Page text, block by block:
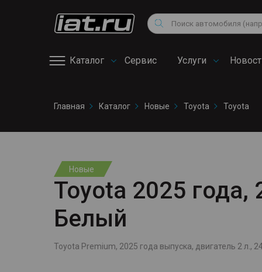
Поиск
Каталог Сервис
сервис
Услуги
Снегоходы
Квадроциклы
Главная Каталог Новые Toyota Toyota
Новые
Toyota 2025 года,
Белый
Toyota Premium, 2025 года выпуска, двигатель 2 л.,